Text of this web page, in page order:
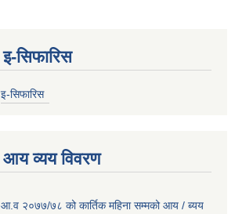
इ-सिफारिस
इ-सिफारिस
आय व्यय विवरण
आ.व २०७७/७८ को कार्तिक महिना सम्मको आय / ब्यय